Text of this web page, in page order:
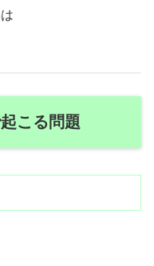
こる問題